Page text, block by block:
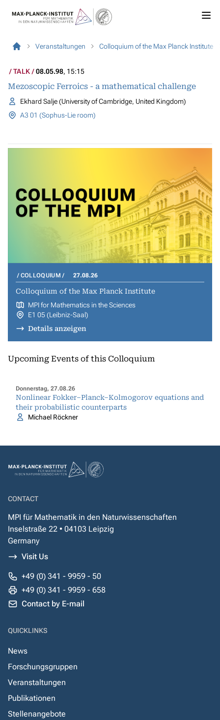
Veranstaltungen Colloquium of the Max Planck Institute
TALK 08.05.98, 15:15
Mezoscopic Ferroics - a mathematical challenge
Ekhard Salje (University of Cambridge, United Kingdom)
A3 01 (Sophus-Lie room)
COLLOQUIUM 27.08.26
Colloquium of the Max Planck Institute
MPI for Mathematics in the Sciences
E1 05 (Leibniz-Saal)
Details anzeigen
Upcoming Events of this Colloquium
Donnerstag, 27.08.26
Nonlinear Fokker–Planck–Kolmogorov equations and
their probabilistic counterparts
Michael Röckner
CONTACT
MPI für Mathematik in den Naturwissenschaften
Inselstraße 22 • 04103 Leipzig
Germany
Visit Us
+49 (0) 341 - 9959 - 50
+49 (0) 341 - 9959 - 658
Contact by E-mail
QUICKLINKS
News
Forschungsgruppen
Veranstaltungen
Publikationen
Stellenangebote